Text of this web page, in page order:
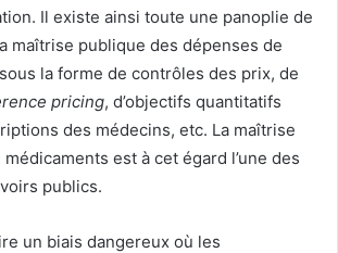
Il existe ainsi toute une panoplie de
maîtrise publique des dépenses de
la forme de contrôles des prix, de
pricing, d’objectifs quantitatifs
des médecins, etc. La maîtrise
est à cet égard l’une des
publics.
un biais dangereux où les